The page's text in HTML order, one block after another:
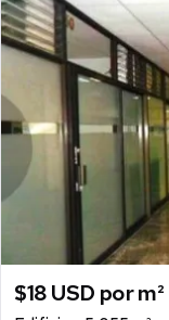
$18 USD por m²